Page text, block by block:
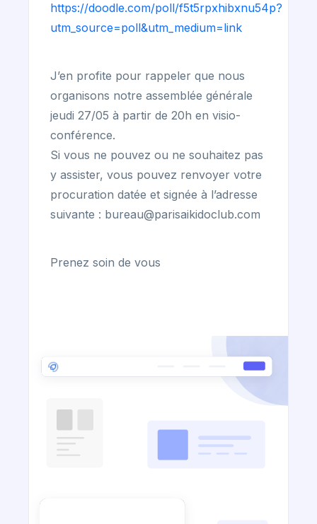
https://doodle.com/poll/f5t5rpxhibxnu54p?
utm_source=poll&utm_medium=link
J’en profite pour rappeler que nous
organisons notre assemblée générale
jeudi 27/05 à partir de 20h en visio-
conférence.
Si vous ne pouvez ou ne souhaitez pas
y assister, vous pouvez renvoyer votre
procuration datée et signée à l’adresse
suivante : bureau@parisaikidoclub.com
Prenez soin de vous